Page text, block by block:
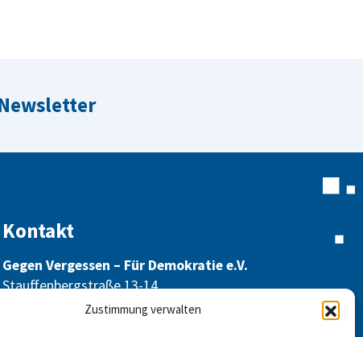
Zustimmung verwalten
Kontakt
Gegen Vergessen – Für Demokratie e.V.
Stauffenbergstraße 13-14